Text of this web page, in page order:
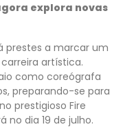
explora novas
prestes a marcar um
artística.
como coreógrafa
preparando-se para
prestigioso Fire
no dia 19 de julho.